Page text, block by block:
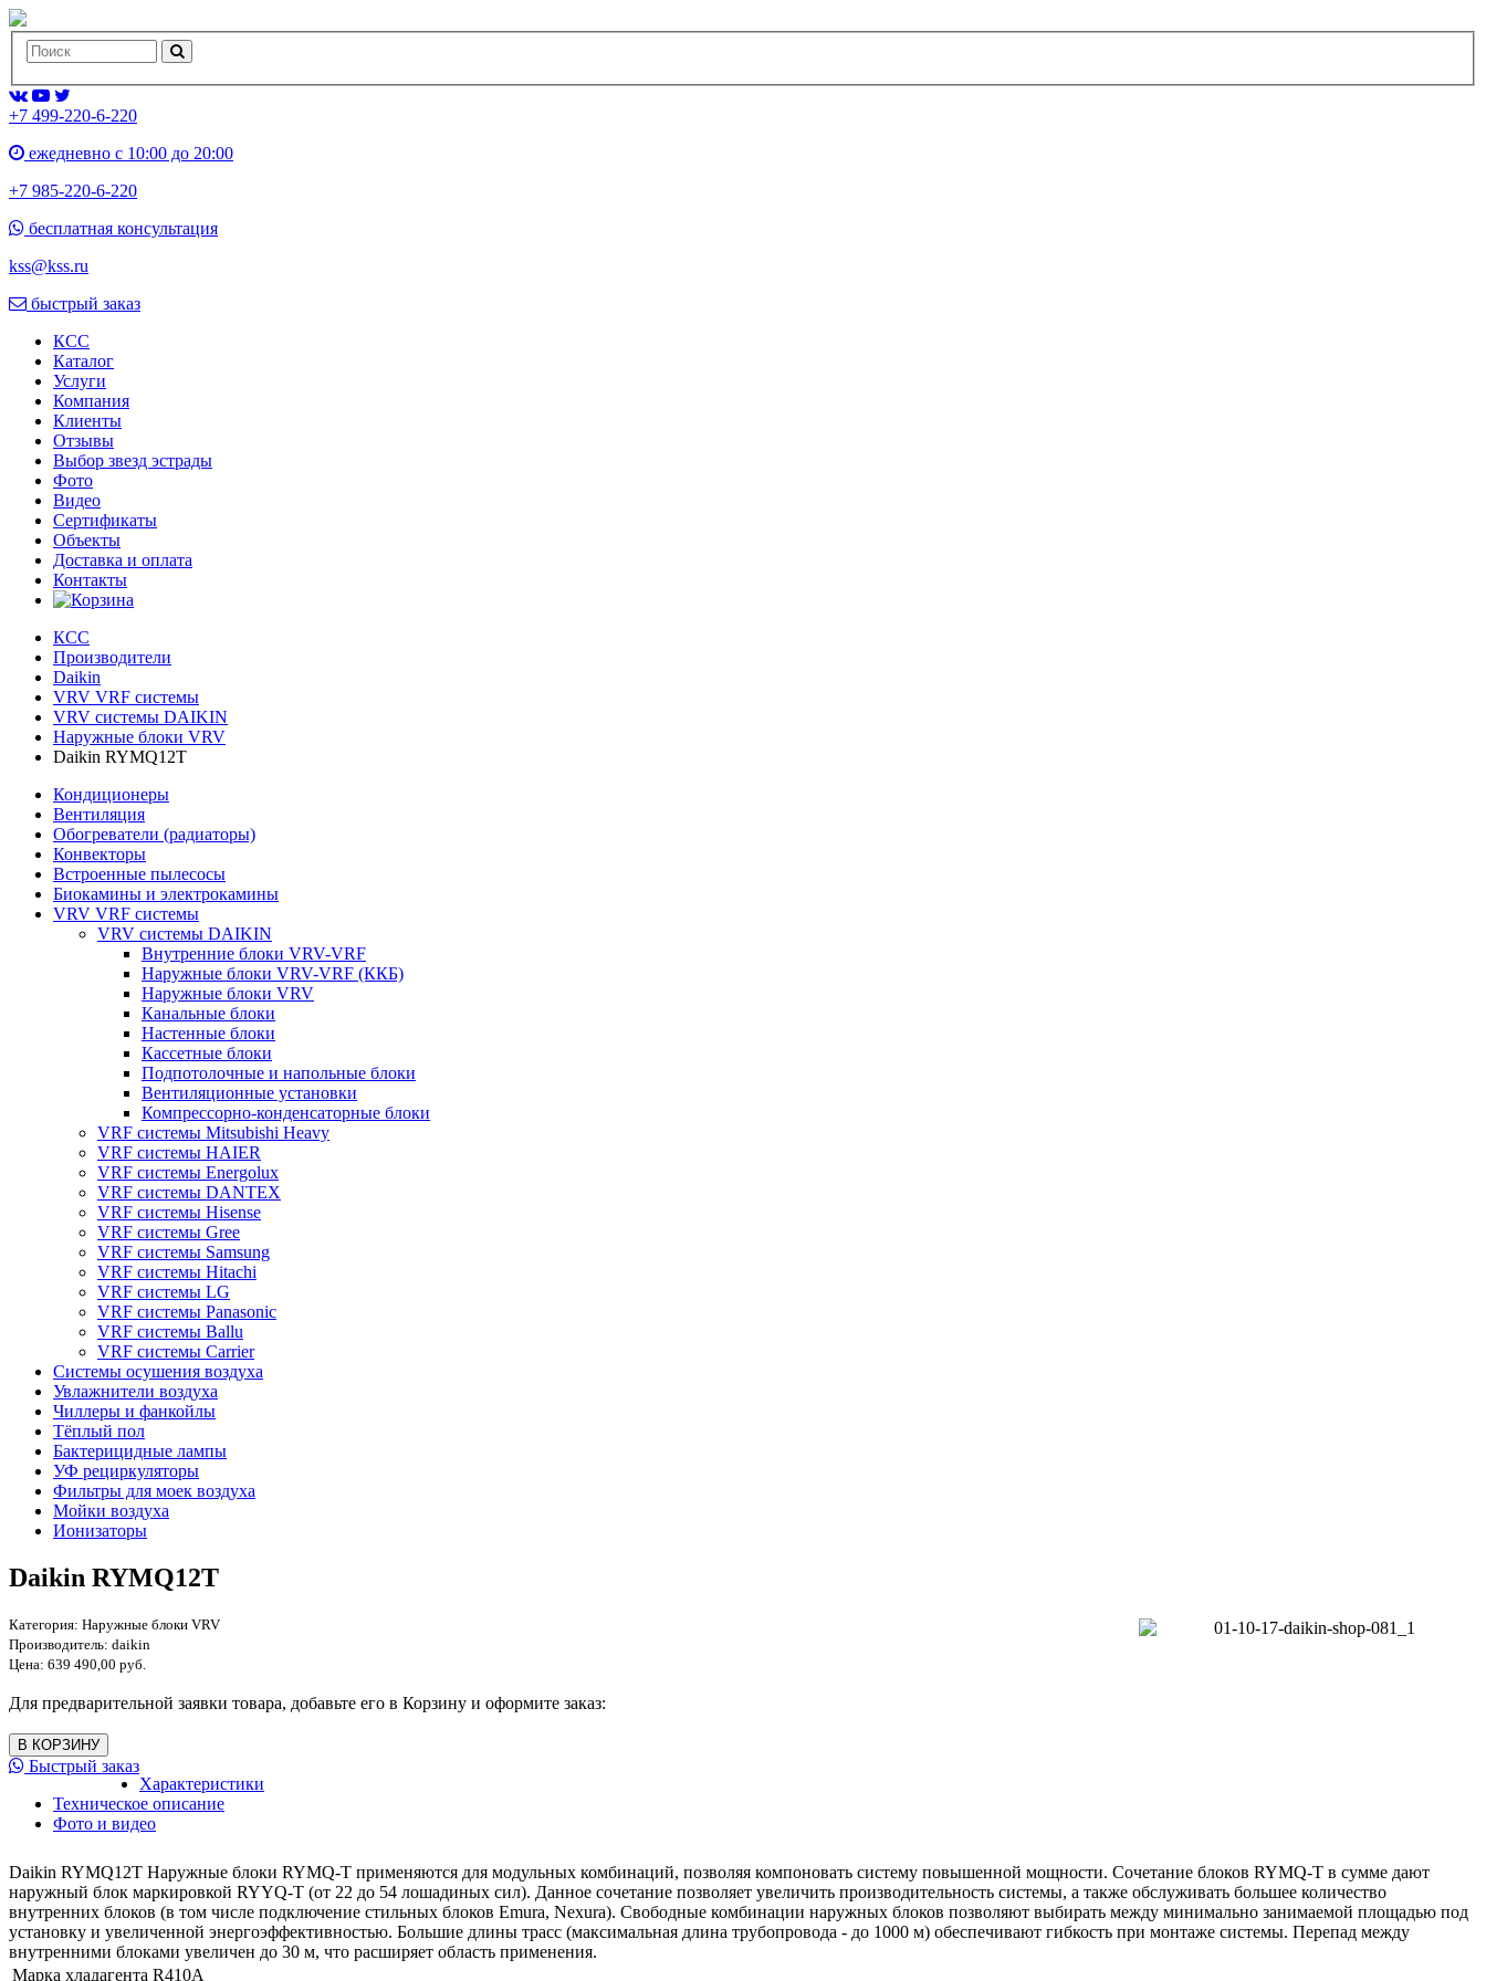
+7 499-220-6-220
ежедневно с 10:00 до 20:00
+7 985-220-6-220
бесплатная консультация
kss@kss.ru
быстрый заказ
КСС
Каталог
Услуги
Компания
Клиенты
Oтзывы
Выбор звезд эстрады
Фото
Видео
Сертификаты
Объекты
Доставка и оплата
Контакты
КСС
Производители
Daikin
VRV VRF системы
VRV системы DAIKIN
Наружные блоки VRV
Daikin RYMQ12T
Кондиционеры
Вентиляция
Обогреватели (радиаторы)
Конвекторы
Встроенные пылесосы
Биокамины и электрокамины
VRV VRF системы
VRV системы DAIKIN
Внутренние блоки VRV-VRF
Наружные блоки VRV-VRF (ККБ)
Наружные блоки VRV
Канальные блоки
Настенные блоки
Кассетные блоки
Подпотолочные и напольные блоки
Вентиляционные установки
Компрессорно-конденсаторные блоки
VRF системы Mitsubishi Heavy
VRF системы HAIER
VRF системы Energolux
VRF системы DANTEX
VRF системы Hisense
VRF системы Gree
VRF системы Samsung
VRF системы Hitachi
VRF системы LG
VRF системы Panasonic
VRF системы Ballu
VRF системы Carrier
Системы осушения воздуха
Увлажнители воздуха
Чиллеры и фанкойлы
Тёплый пол
Бактерицидные лампы
УФ рециркуляторы
Фильтры для моек воздуха
Мойки воздуха
Ионизаторы
Daikin RYMQ12T
Категория: Наружные блоки VRV
Производитель: daikin
Цена: 639 490,00 руб.
Для предварительной заявки товара, добавьте его в Корзину и оформите заказ:
Быстрый заказ
Характеристики
Техническое описание
Фото и видео
Daikin RYMQ12T Наружные блоки RYMQ-T применяются для модульных комбинаций, позволяя компоновать систему повышенной мощности. Сочетание блоков RYMQ-T в сумме дают
наружный блок маркировкой RYYQ-T (от 22 до 54 лошадиных сил). Данное сочетание позволяет увеличить производительность системы, а также обслуживать большее количество
внутренних блоков (в том числе подключение стильных блоков Emura, Nexura). Свободные комбинации наружных блоков позволяют выбирать между минимально занимаемой площадью под
установку и увеличенной энергоэффективностью. Большие длины трасс (максимальная длина трубопровода - до 1000 м) обеспечивают гибкость при монтаже системы. Перепад между
внутренними блоками увеличен до 30 м, что расширяет область применения.
Марка хладагента R410A